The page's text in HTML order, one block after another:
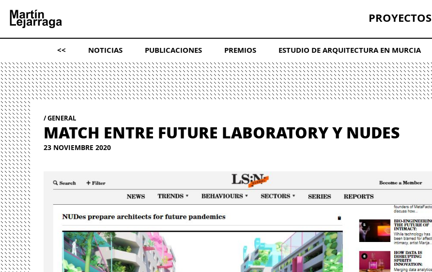
PROYECTOS
<< NOTICIAS PUBLICACIONES PREMIOS ESTUDIO DE ARQUITECTURA EN MURCIA
GENERAL
MATCH ENTRE FUTURE LABORATORY Y NUDES
23 NOVIEMBRE 2020